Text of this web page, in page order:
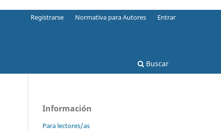
Buscar
Registrarse Normativa para Autores Entrar
Información
Para lectores/as